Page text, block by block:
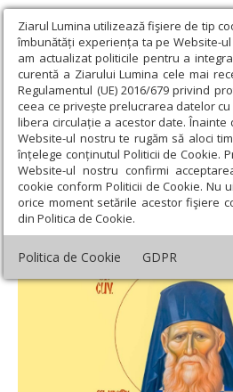
Ziarul Lumina utilizează fişiere de tip
îmbunătăți experiența ta pe Website-
am actualizat politicile pentru a
curentă a Ziarului Lumina cele mai
Regulamentul (UE) 2016/679 privind
ceea ce privește prelucrarea datelor
libera circulație a acestor date. Înainte
Website-ul nostru te rugăm să aloci
înțelege conținutul Politicii de Cookie.
Website-ul nostru confirmi
cookie conform Politicii de Cookie. Nu
orice moment setările acestor fişiere
din Politica de Cookie.
Politica de Cookie GDPR
Ziarul Lumina › Teologie și
facem locaș Sfintei Treimi în sufletele
Cum să facem locaș
sufletele noastre?